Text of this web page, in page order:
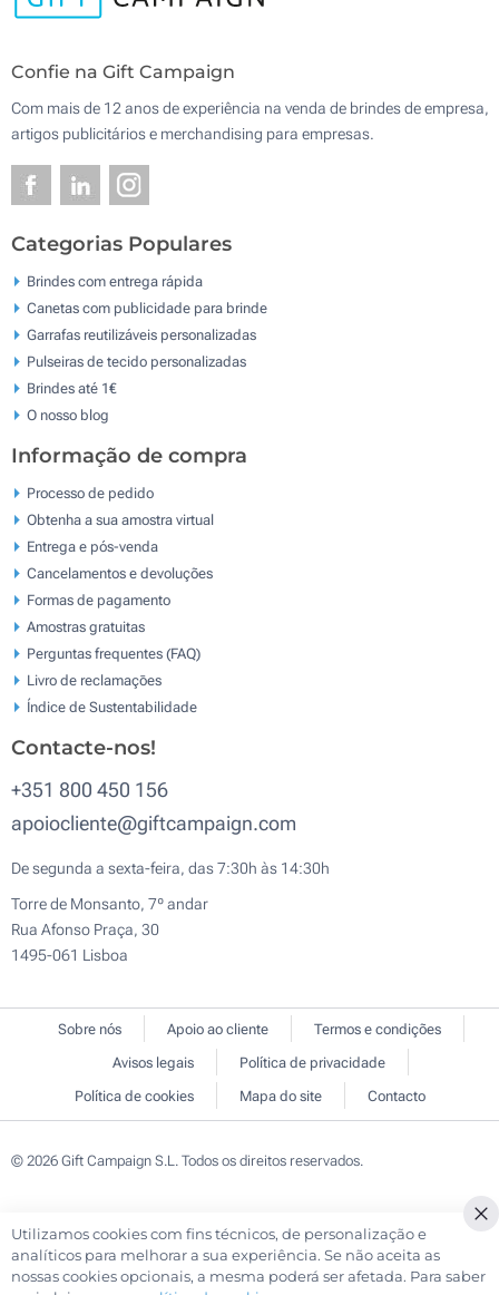
Confie na Gift Campaign
Com mais de 12 anos de experiência na venda de brindes de empresa,
artigos publicitários e merchandising para empresas.
Categorias Populares
Brindes com entrega rápida
Canetas com publicidade para brinde
Garrafas reutilizáveis personalizadas
Pulseiras de tecido personalizadas
Brindes até 1€
O nosso blog
Informação de compra
Processo de pedido
Obtenha a sua amostra virtual
Entrega e pós-venda
Cancelamentos e devoluções
Formas de pagamento
Amostras gratuitas
Perguntas frequentes (FAQ)
Livro de reclamaçōes
Índice de Sustentabilidade
Contacte-nos!
+351 800 450 156
apoiocliente@giftcampaign.com
De segunda a sexta-feira, das 7:30h às 14:30h
Torre de Monsanto, 7º andar
Rua Afonso Praça, 30
1495-061 Lisboa
Sobre nós Apoio ao cliente
Termos e condições
Avisos legais
Política de privacidade
Política de cookies
Mapa do site Contacto
© 2026 Gift Campaign S.L. Todos os direitos reservados.
Utilizamos cookies com fins técnicos, de personalização e
analíticos para melhorar a sua experiência. Se não aceita as
nossas cookies opcionais, a mesma poderá ser afetada. Para saber